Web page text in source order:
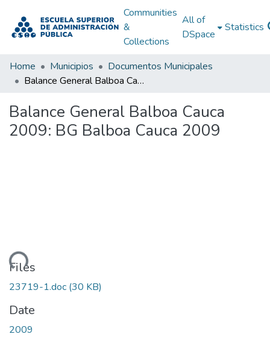
Communities
&
Collections
All of
DSpace
Statistics
Home Municipios
Documentos Municipales
Balance General Balboa Cauca 2009: BG Balboa Cauca 2009
Balance General Balboa Cauca
2009: BG Balboa Cauca 2009
Files
23719-1.doc (30 KB)
Date
2009